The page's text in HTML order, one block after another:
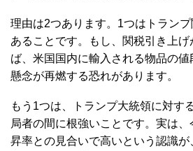
理由は2つあります。1つはトラン
あることです。もし、関税引き上
ば、米国国内に輸入される物品の
懸念が再燃する恐れがあります。
もう1つは、トランプ大統領に対す
局者の間に根強いことです。実は
昇率との見合いで高いという認識